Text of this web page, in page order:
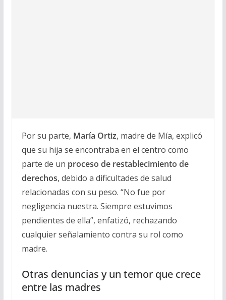
Por su parte, María Ortiz, madre de Mía, explicó
que su hija se encontraba en el centro como
parte de un proceso de restablecimiento de
derechos, debido a dificultades de salud
relacionadas con su peso. “No fue por
negligencia nuestra. Siempre estuvimos
pendientes de ella”, enfatizó, rechazando
cualquier señalamiento contra su rol como
madre.
Otras denuncias y un temor que crece
entre las madres